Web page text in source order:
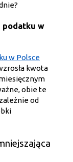
podatku w
w Polsce
kwota
obie te
od